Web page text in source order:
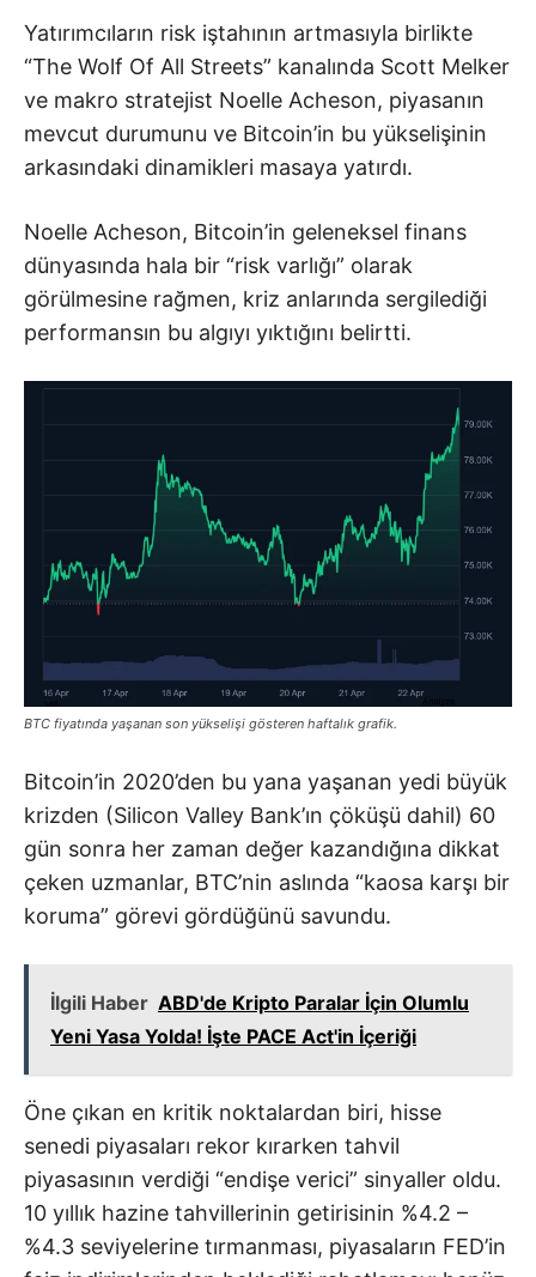
Yatırımcıların risk iştahının artmasıyla birlikte
“The Wolf Of All Streets” kanalında Scott Melker
ve makro stratejist Noelle Acheson, piyasanın
mevcut durumunu ve Bitcoin’in bu yükselişinin
arkasındaki dinamikleri masaya yatırdı.
Noelle Acheson, Bitcoin’in geleneksel finans
dünyasında hala bir “risk varlığı” olarak
görülmesine rağmen, kriz anlarında sergilediği
performansın bu algıyı yıktığını belirtti.
BTC fiyatında yaşanan son yükselişi gösteren haftalık grafik.
Bitcoin’in 2020’den bu yana yaşanan yedi büyük
krizden (Silicon Valley Bank’ın çöküşü dahil) 60
gün sonra her zaman değer kazandığına dikkat
çeken uzmanlar, BTC’nin aslında “kaosa karşı bir
koruma” görevi gördüğünü savundu.
İlgili Haber ABD'de Kripto Paralar İçin Olumlu
Yeni Yasa Yolda! İşte PACE Act'in İçeriği
Öne çıkan en kritik noktalardan biri, hisse
senedi piyasaları rekor kırarken tahvil
piyasasının verdiği “endişe verici” sinyaller oldu.
10 yıllık hazine tahvillerinin getirisinin %4.2 –
%4.3 seviyelerine tırmanması, piyasaların FED’in